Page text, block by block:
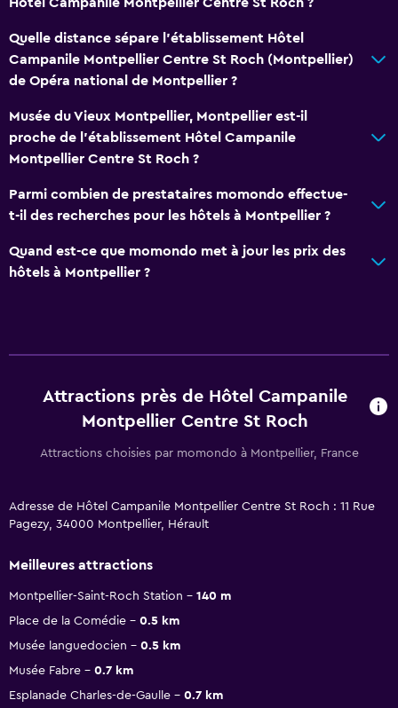
Quelle distance sépare l'établissement Hôtel
Campanile Montpellier Centre St Roch (Montpellier)
de Opéra national de Montpellier ?
Musée du Vieux Montpellier, Montpellier est-il
proche de l'établissement Hôtel Campanile
Montpellier Centre St Roch ?
Parmi combien de prestataires momondo effectue-
t-il des recherches pour les hôtels à Montpellier ?
Quand est-ce que momondo met à jour les prix des
hôtels à Montpellier ?
Attractions près de Hôtel Campanile
Montpellier Centre St Roch
Attractions choisies par momondo à Montpellier, France
Adresse de Hôtel Campanile Montpellier Centre St Roch : 11 Rue
Pagezy, 34000 Montpellier, Hérault
Meilleures attractions
Montpellier-Saint-Roch Station
140 m
Place de la Comédie
0.5 km
Musée languedocien
0.5 km
Musée Fabre
0.7 km
Esplanade Charles-de-Gaulle
0.7 km